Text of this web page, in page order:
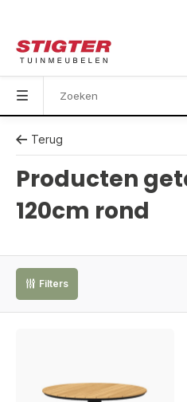
Terug
Producten
120cm rond
Filters